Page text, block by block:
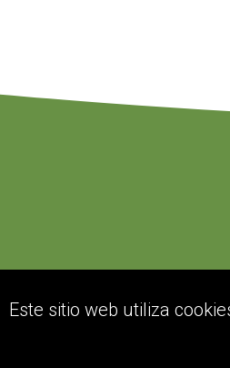
Este sitio web utiliza